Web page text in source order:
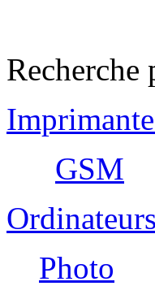
Recherche
GSM
Ordinateurs
Photo